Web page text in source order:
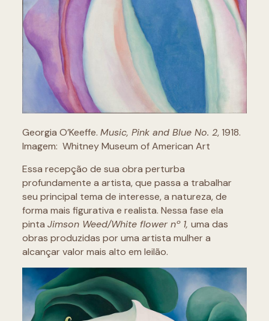
Georgia O’Keeffe. Music, Pink and Blue No. 2, 1918.
Imagem: Whitney Museum of American Art
Essa recepção de sua obra perturba
profundamente a artista, que passa a trabalhar
seu principal tema de interesse, a natureza, de
forma mais figurativa e realista. Nessa fase ela
pinta Jimson Weed/White flower nº 1, uma das
obras produzidas por uma artista mulher a
alcançar valor mais alto em leilão.